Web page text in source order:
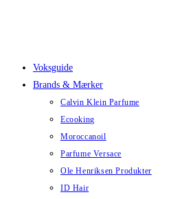
Voksguide
Brands & Mærker
Calvin Klein Parfume
Ecooking
Moroccanoil
Parfume Versace
Ole Henriksen Produkter
ID Hair